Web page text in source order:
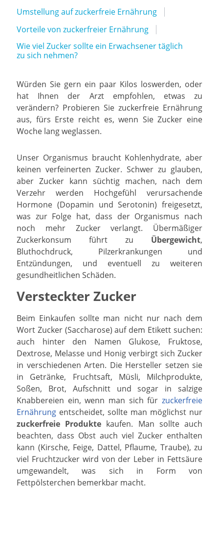
Umstellung auf zuckerfreie Ernährung
Vorteile von zuckerfreier Ernährung
Wie viel Zucker sollte ein Erwachsener täglich
zu sich nehmen?
Würden Sie gern ein paar Kilos loswerden, oder
hat Ihnen der Arzt empfohlen, etwas zu
verändern? Probieren Sie zuckerfreie Ernährung
aus, fürs Erste reicht es, wenn Sie Zucker eine
Woche lang weglassen.
Unser Organismus braucht Kohlenhydrate, aber
keinen verfeinerten Zucker. Schwer zu glauben,
aber Zucker kann süchtig machen, nach dem
Verzehr werden Hochgefühl verursachende
Hormone (Dopamin und Serotonin) freigesetzt,
was zur Folge hat, dass der Organismus nach
noch mehr Zucker verlangt. Übermäßiger
Zuckerkonsum führt zu Übergewicht,
Bluthochdruck, Pilzerkrankungen und
Entzündungen, und eventuell zu weiteren
gesundheitlichen Schäden.
Versteckter Zucker
Beim Einkaufen sollte man nicht nur nach dem
Wort Zucker (Saccharose) auf dem Etikett suchen:
auch hinter den Namen Glukose, Fruktose,
Dextrose, Melasse und Honig verbirgt sich Zucker
in verschiedenen Arten. Die Hersteller setzen sie
in Getränke, Fruchtsaft, Müsli, Milchprodukte,
Soßen, Brot, Aufschnitt und sogar in salzige
Knabbereien ein, wenn man sich für zuckerfreie
Ernährung entscheidet, sollte man möglichst nur
zuckerfreie Produkte kaufen. Man sollte auch
beachten, dass Obst auch viel Zucker enthalten
kann (Kirsche, Feige, Dattel, Pflaume, Traube), zu
viel Fruchtzucker wird von der Leber in Fettsäure
umgewandelt, was sich in Form von
Fettpölsterchen bemerkbar macht.